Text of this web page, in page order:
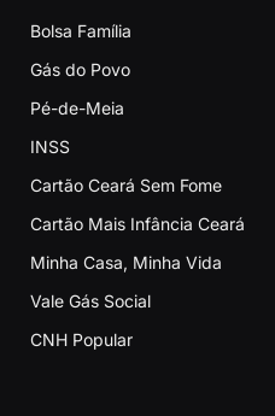
Bolsa Família
Gás do Povo
Pé-de-Meia
INSS
Cartão Ceará Sem Fome
Cartão Mais Infância Ceará
Minha Casa, Minha Vida
Vale Gás Social
CNH Popular